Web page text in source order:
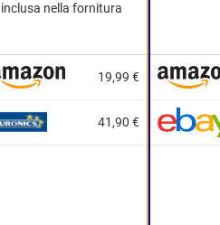
19,99 €
41,90 €
inclusa nella fornitura